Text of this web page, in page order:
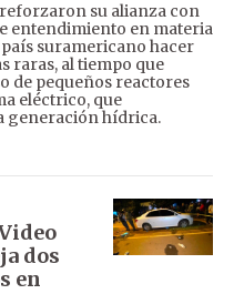
reforzaron su alianza con
entendimiento en materia
suramericano hacer
raras, al tiempo que
de pequeños reactores
eléctrico, que
generación hídrica.
dos
en